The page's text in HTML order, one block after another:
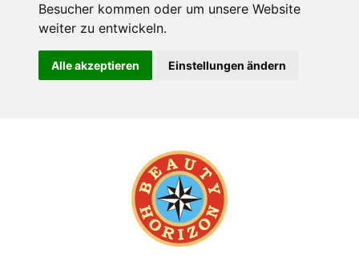
Besucher kommen oder um unsere Website
weiter zu entwickeln.
Alle akzeptieren Einstellungen ändern